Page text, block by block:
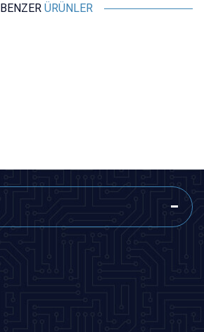
BENZER ÜRÜNLER